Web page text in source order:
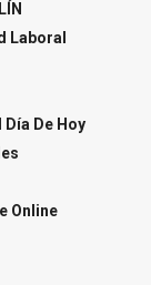
Laboral
Día De Hoy
Online